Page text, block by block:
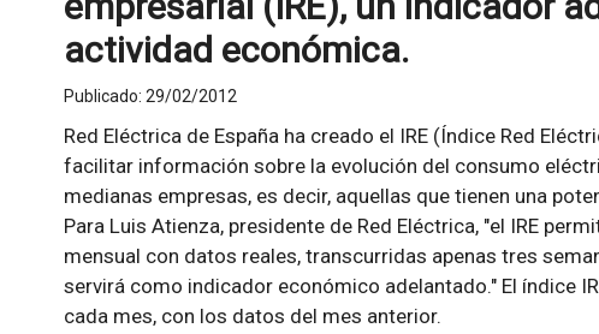
actividad económica.
Publicado: 29/02/2012
Red Eléctrica de España ha creado el IRE (Índice Red
facilitar información sobre la evolución del consumo
medianas empresas, es decir, aquellas que tienen una
Para Luis Atienza, presidente de Red Eléctrica, "el IRE
mensual con datos reales, transcurridas apenas tres
servirá como indicador económico adelantado." El índice
cada mes, con los datos del mes anterior.